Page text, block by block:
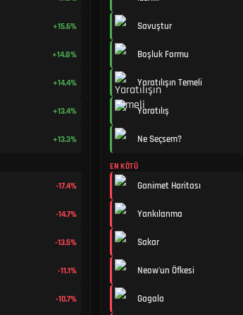
+15.6%
+14.8%
+14.4%
+13.4%
+13.3%
-17.4%
-14.7%
-13.5%
-11.1%
-10.7%
Savuştur
Boşluk Formu
Yaratılışın Temeli
Yaratılış
Ne Seçsem?
EN KÖTÜ
Ganimet Haritası
Yankılanma
Sakar
Neow'un Öfkesi
Gagala